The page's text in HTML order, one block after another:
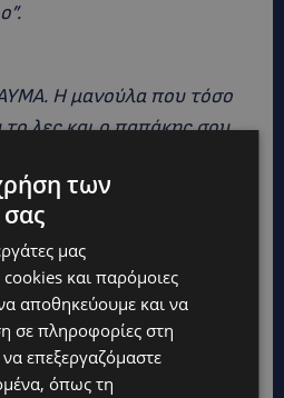
Η μανούλα που τόσο
λες και ο παπάκης σου
με τις δικές σου αγνές
στο Θεό και την
την περιπέτεια της
εδώ και γιορτάζουμε
το όνομα του Θεού και
των
μας
και παρόμοιες
αποθηκεύουμε και να
σε πληροφορίες στη
επεξεργαζόμαστε
όπως τη